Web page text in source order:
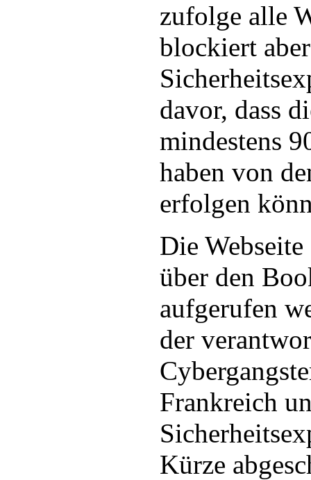
zufolge alle
blockiert
davor, dass
mindestens
haben von
erfolgen
Die
über den
aufgerufen
der
Frankreich
Kürze